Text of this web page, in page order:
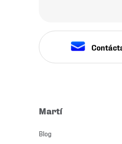
Martí
Blog